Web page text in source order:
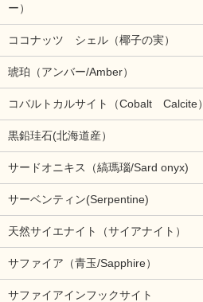
ー）
ココナッツ シェル（椰子の実）
琥珀（アンバー/Amber）
コバルトカルサイト（Cobalt Calcite）
黒鉛珪石(北海道産）
サードオニキス（縞瑪瑙/Sard onyx)
サーベンティン(Serpentine)
天然サイエナイト（サイアナイト）
サファイア（青玉/Sapphire）
サファイアインフックサイト